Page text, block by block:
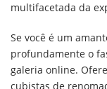
multifacetada da
Se você é um
profundamente o
galeria online.
cubistas de